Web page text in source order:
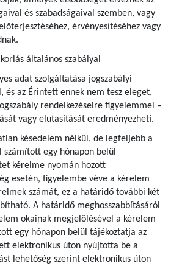
és szabadságaival szemben, vagy
érvényesítéséhez vagy
általános szabályai
adat szolgáltatása jogszabályi
és az Érintett ennek nem tesz eleget,
rendelkezéseire figyelemmel –
vagy elutasítását eredményezheti.
késedelem nélkül, de legfeljebb a
számított egy hónapon belül
kérelme nyomán hozott
esetén, figyelembe véve a kérelem
számát, ez a határidő további két
A határidő meghosszabbításáról
okainak megjelölésével a kérelem
egy hónapon belül tájékoztatja az
elektronikus úton nyújtotta be a
lehetőség szerint elektronikus úton